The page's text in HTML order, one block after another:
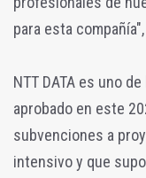
para esta
NTT DATA es uno
aprobado en este
subvenciones a
intensivo y que